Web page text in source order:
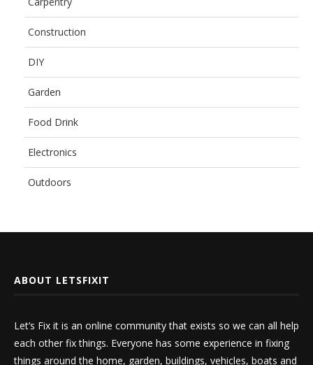
Construction
DIY
Garden
Food Drink
Electronics
Outdoors
ABOUT LETSFIXIT
Let’s Fix it is an online community that exists so we can all help
each other fix things. Everyone has some experience in fixing
things around the home, garden, buildings, vehicles, boats and